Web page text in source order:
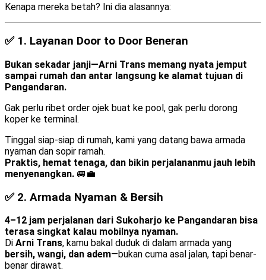
Kenapa mereka betah? Ini dia alasannya:
✅ 1. Layanan Door to Door Beneran
Bukan sekadar janji—Arni Trans memang nyata jemput
sampai rumah dan antar langsung ke alamat tujuan di
Pangandaran.
Gak perlu ribet order ojek buat ke pool, gak perlu dorong
koper ke terminal.
Tinggal siap-siap di rumah, kami yang datang bawa armada
nyaman dan sopir ramah.
Praktis, hemat tenaga, dan bikin perjalananmu jauh lebih
menyenangkan. 🚐💼
✅ 2. Armada Nyaman & Bersih
4–12 jam perjalanan dari Sukoharjo ke Pangandaran bisa
terasa singkat kalau mobilnya nyaman.
Di Arni Trans, kamu bakal duduk di dalam armada yang
bersih, wangi, dan adem—bukan cuma asal jalan, tapi benar-
benar dirawat.